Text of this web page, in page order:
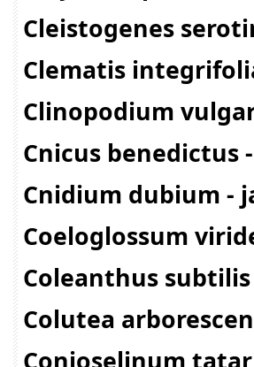
Cleistogenes
Clematis
Clinopodium
Cnicus benedictus
Cnidium dubium -
Coeloglossum
Coleanthus
Colutea
Conioselinum